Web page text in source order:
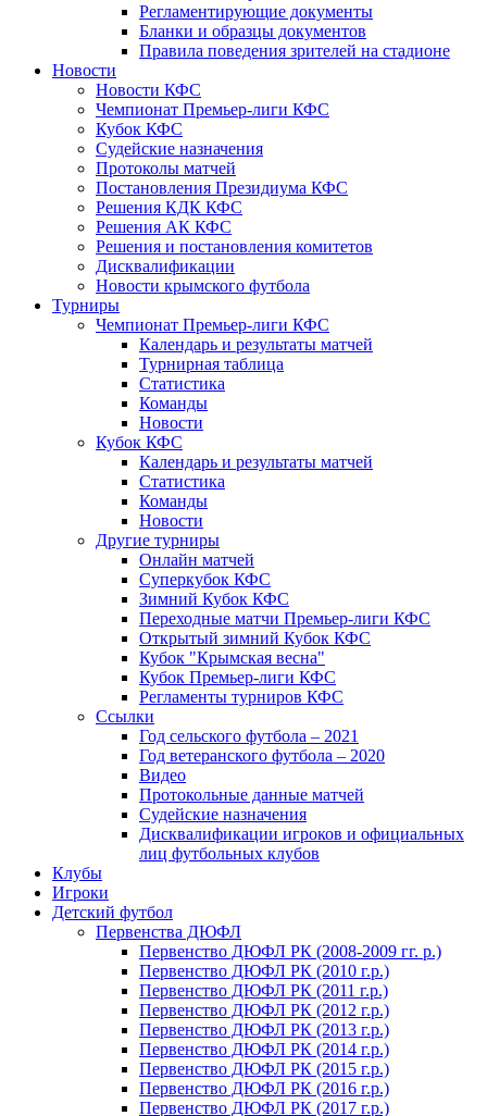
Регламентирующие документы
Бланки и образцы документов
Правила поведения зрителей на стадионе
Новости
Новости КФС
Чемпионат Премьер-лиги КФС
Кубок КФС
Судейские назначения
Протоколы матчей
Постановления Президиума КФС
Решения КДК КФС
Решения АК КФС
Решения и постановления комитетов
Дисквалификации
Новости крымского футбола
Турниры
Чемпионат Премьер-лиги КФС
Календарь и результаты матчей
Турнирная таблица
Статистика
Команды
Новости
Кубок КФС
Календарь и результаты матчей
Статистика
Команды
Новости
Другие турниры
Онлайн матчей
Суперкубок КФС
Зимний Кубок КФС
Переходные матчи Премьер-лиги КФС
Открытый зимний Кубок КФС
Кубок "Крымская весна"
Кубок Премьер-лиги КФС
Регламенты турниров КФС
Ссылки
Год сельского футбола – 2021
Год ветеранского футбола – 2020
Видео
Протокольные данные матчей
Судейские назначения
Дисквалификации игроков и официальных
лиц футбольных клубов
Клубы
Игроки
Детский футбол
Первенства ДЮФЛ
Первенство ДЮФЛ РК (2008-2009 гг. р.)
Первенство ДЮФЛ РК (2010 г.р.)
Первенство ДЮФЛ РК (2011 г.р.)
Первенство ДЮФЛ РК (2012 г.р.)
Первенство ДЮФЛ РК (2013 г.р.)
Первенство ДЮФЛ РК (2014 г.р.)
Первенство ДЮФЛ РК (2015 г.р.)
Первенство ДЮФЛ РК (2016 г.р.)
Первенство ДЮФЛ РК (2017 г.р.)